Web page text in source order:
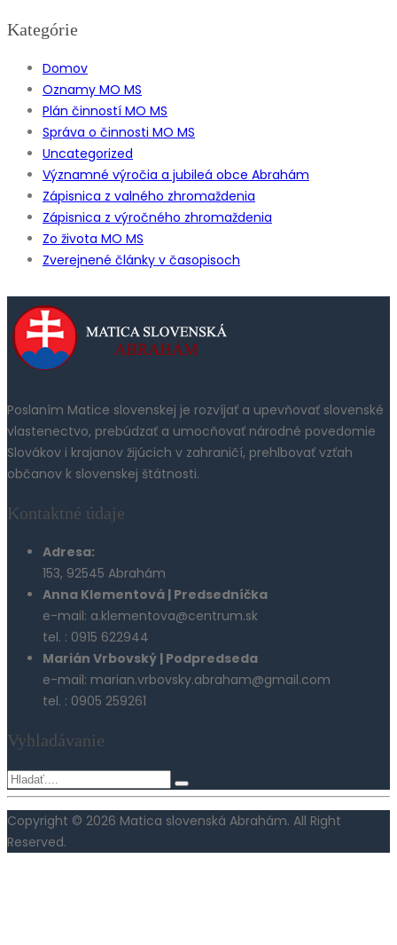
Kategórie
Domov
Oznamy MO MS
Plán činností MO MS
Správa o činnosti MO MS
Uncategorized
Významné výročia a jubileá obce Abrahám
Zápisnica z valného zhromaždenia
Zápisnica z výročného zhromaždenia
Zo života MO MS
Zverejnené články v časopisoch
Poslaním Matice slovenskej je rozvíjať a upevňovať slovenské
vlastenectvo, prebúdzať a umocňovať národné povedomie
Slovákov i krajanov žijúcich v zahraničí, prehlbovať vzťah
občanov k slovenskej štátnosti.
Kontaktné údaje
Adresa:
153, 92545 Abrahám
Anna Klementová | Predsedníčka
e-mail: a.klementova@centrum.sk
tel. : 0915 622944
Marián Vrbovský | Podpredseda
e-mail: marian.vrbovsky.abraham@gmail.com
tel. : 0905 259261
Vyhladávanie
Copyright © 2026 Matica slovenská Abrahám. All Right
Reserved.